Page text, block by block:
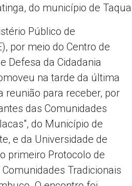
do município de
Público de
por meio do Centro de
Defesa da Cidadania
na tarde da última
reunião para receber, por
das Comunidades
do Município de
e da Universidade de
primeiro Protocolo de
Tradicionais